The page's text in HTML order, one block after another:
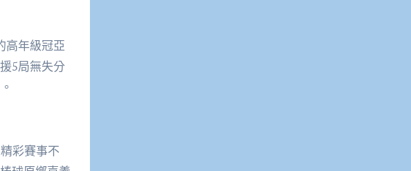
高年級冠亞
5局無失分
彩賽事不